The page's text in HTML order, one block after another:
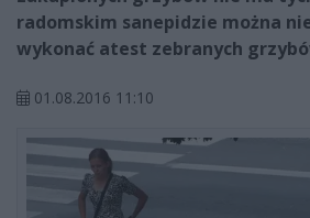
radomskim sanepidzie można
wykonać atest zebranych
01.08.2016 11:10